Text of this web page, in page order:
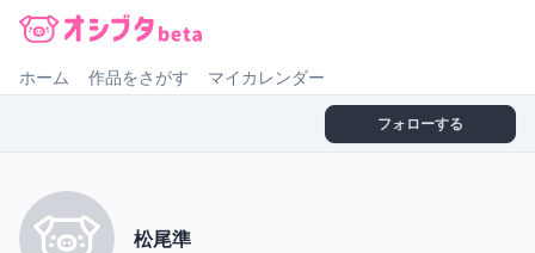
ホーム 作品をさがす マイカレンダー
フォローする
松尾準